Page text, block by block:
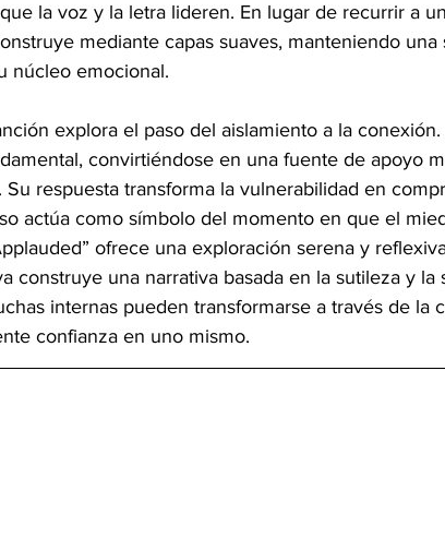
la voz y la letra lideren. En lugar de recurrir a
mediante capas suaves, manteniendo una
núcleo emocional.
explora el paso del aislamiento a la
convirtiéndose en una fuente de apoyo
Su respuesta transforma la vulnerabilidad en
actúa como símbolo del momento en que el
ofrece una exploración serena y
construye una narrativa basada en la sutileza y la
internas pueden transformarse a través de la
confianza en uno mismo.